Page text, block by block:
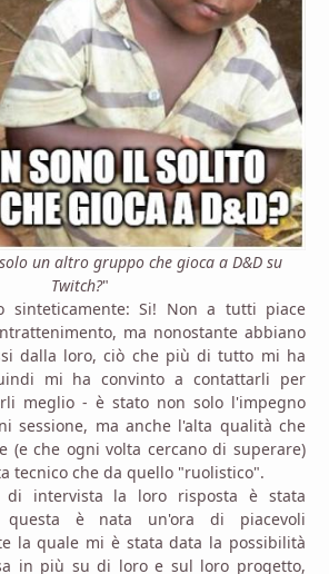
un altro gruppo che gioca a D&D su
Twitch?"
sinteticamente: Si! Non a tutti piace
ma nonostante abbiano
dalla loro, ciò che più di tutto mi ha
mi ha convinto a contattarli per
meglio - è stato non solo l'impegno
sessione, ma anche l'alta qualità che
(e che ogni volta cercano di superare)
tecnico che da quello "ruolistico".
di intervista la loro risposta è stata
è nata un'ora di piacevoli
la quale mi è stata data la possibilità
in più su di loro e sul loro progetto,